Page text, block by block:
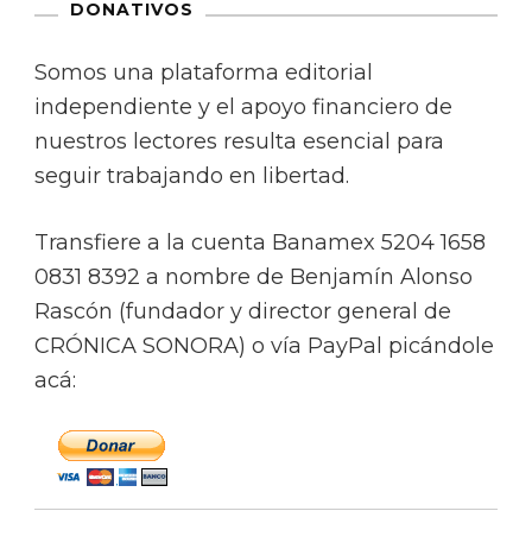
DONATIVOS
Somos una plataforma editorial
independiente y el apoyo financiero de
nuestros lectores resulta esencial para
seguir trabajando en libertad.
Transfiere a la cuenta Banamex 5204 1658
0831 8392 a nombre de Benjamín Alonso
Rascón (fundador y director general de
CRÓNICA SONORA) o vía PayPal picándole
acá: